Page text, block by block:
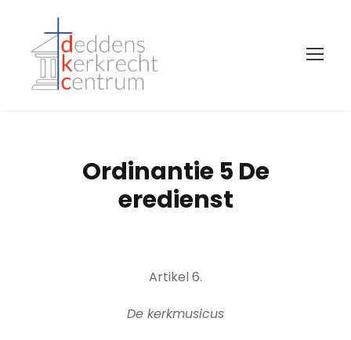
Ordinantie 5 De
eredienst
Artikel 6.
De kerkmusicus